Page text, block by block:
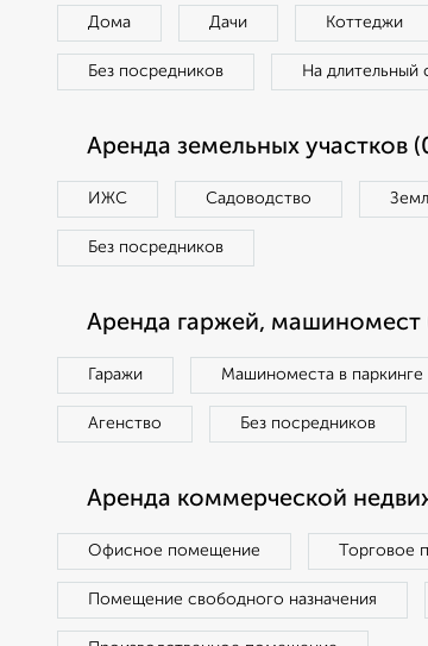
Дома Дачи Коттеджи
Без посредников На длительный
Аренда земельных участков
ИЖС Садоводство
Без посредников
Аренда гаржей, машиномест
Гаражи Машиноместа в паркинге
Агенство Без посредников
Аренда коммерческой
Офисное помещение Торговое
Помещение свободного назначения